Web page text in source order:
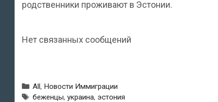
родственники проживают в Эстонии.
Нет связанных сообщений
Рубрики
All, Новости Иммиграции
Метки
беженцы,украина, эстония